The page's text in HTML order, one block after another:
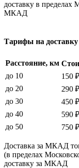
доставку в
МКАД
Тарифы на
Расстояние, км
до 10
150 ₽
до 20
290 ₽
до 30
450 ₽
до 40
590 ₽
до 50
750 ₽
Доставка за МКАД
(в пределах
доставку за МКАД